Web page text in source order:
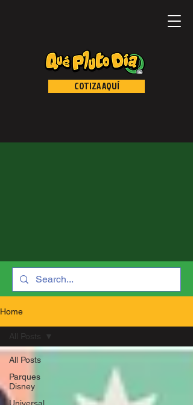
COTIZA AQUÍ
Home
All Posts
Parques
Disney
All Posts